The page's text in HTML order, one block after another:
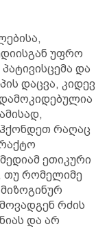
უფრო
და
დაცვა, კიდევ
რაღაც
ეთიკური
თუ რომელიმე
რძის
და არ